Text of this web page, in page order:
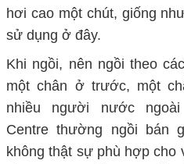
hơi cao một chút, giống
sử dụng ở đây.
Khi ngồi, nên ngồi theo
một chân ở trước, một
nhiều người nước ngoài
Centre thường ngồi bán
không thật sự phù hợp cho